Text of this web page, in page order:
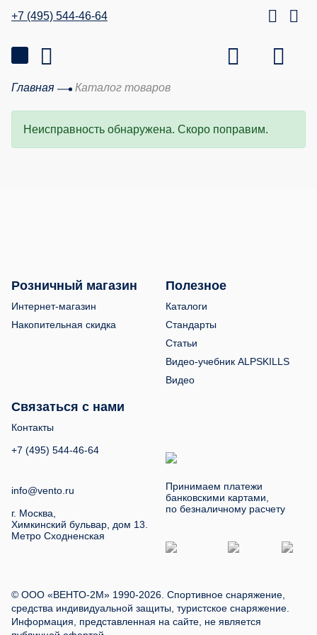
+7 (495) 544-46-64
Главная Каталог товаров
Неисправность обнаружена. Скоро поправим.
Розничный магазин
Интернет-магазин
Накопительная скидка
Полезное
Каталоги
Стандарты
Статьи
Видео-учебник ALPSKILLS
Видео
Связаться с нами
Контакты
+7 (495) 544-46-64
info@vento.ru
г. Москва,
Химкинский бульвар, дом 13.
Метро Сходненская
Принимаем платежи
банковскими картами,
по безналичному расчету
© ООО «ВЕНТО-2М» 1990-2026. Спортивное снаряжение,
средства индивидуальной защиты, туристское снаряжение.
Информация, представленная на сайте, не является